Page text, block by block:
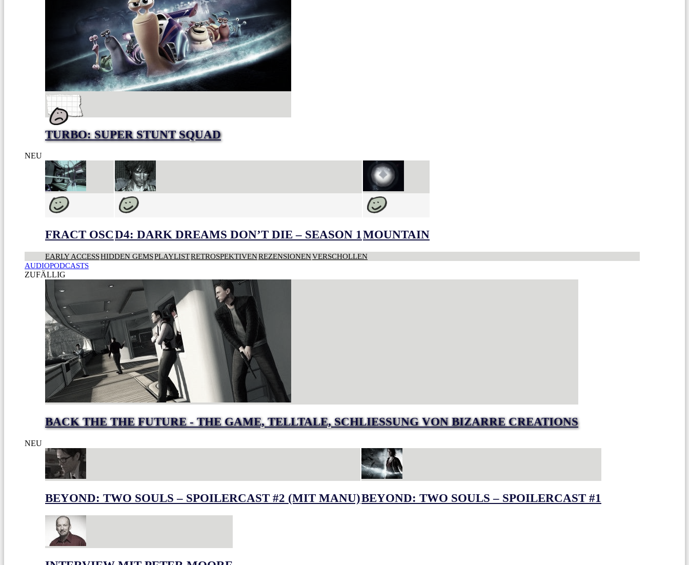
TURBO: SUPER STUNT SQUAD
NEU
FRACT OSCD4: DARK DREAMS DON’T DIE – SEASON 1MOUNTAIN
EARLY ACCESSHIDDEN GEMSPLAYLISTRETROSPEKTIVENREZENSIONENVERSCHOLLEN
AUDIOPODCASTS
ZUFÄLLIG
BACK THE THE FUTURE - THE GAME, TELLTALE, SCHLIESSUNG VON BIZARRE CREATIONS
NEU
BEYOND: TWO SOULS – SPOILERCAST #2 (MIT MANU)BEYOND: TWO SOULS – SPOILERCAST #1